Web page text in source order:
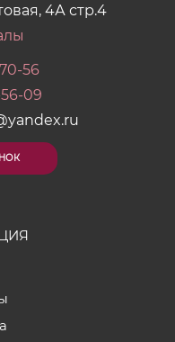
4А стр.4
56
09